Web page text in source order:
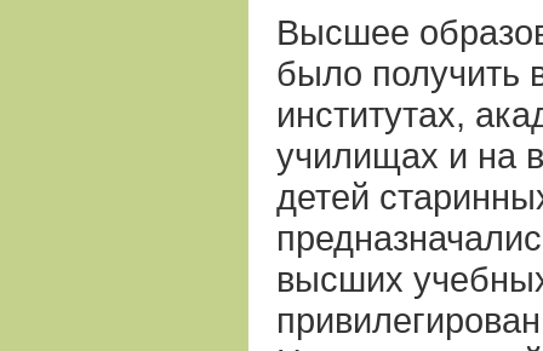
Высшее
было получить
институтах,
училищах и на
детей
высших